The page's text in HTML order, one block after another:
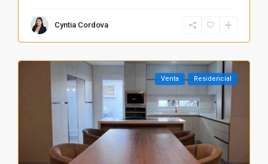
Cyntia Cordova
Venta Residencial